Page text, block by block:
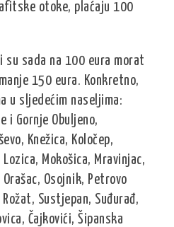
otoke, plaćaju 100
su sada na 100 eura morat
150 eura. Konkretno,
u sljedećim naseljima:
i Gornje Obuljeno,
Knežica, Koločep,
Lozica, Mokošica, Mravinjac,
Orašac, Osojnik, Petrovo
Sustjepan, Suđurađ,
Čajkovići, Šipanska